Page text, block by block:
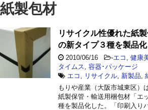
紙製包材
リサイクル性優れた紙
の新タイプ３種を製品化
2010/06/16 -エコ 健康
タイムス
容器･パッケージ
エコ
リサイクル 新製品
もりや産業（大阪市城東区）
紙製保管・輸送用梱包材「エ
種を製品化した。「印刷入り